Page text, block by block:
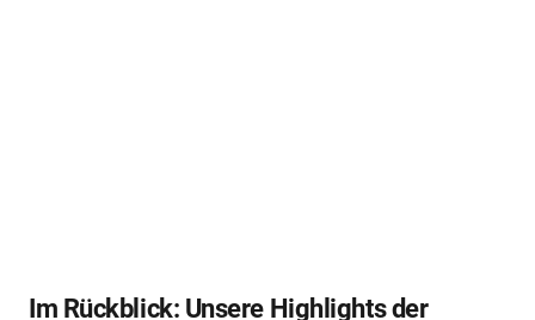
Im Rückblick: Unsere Highlights der